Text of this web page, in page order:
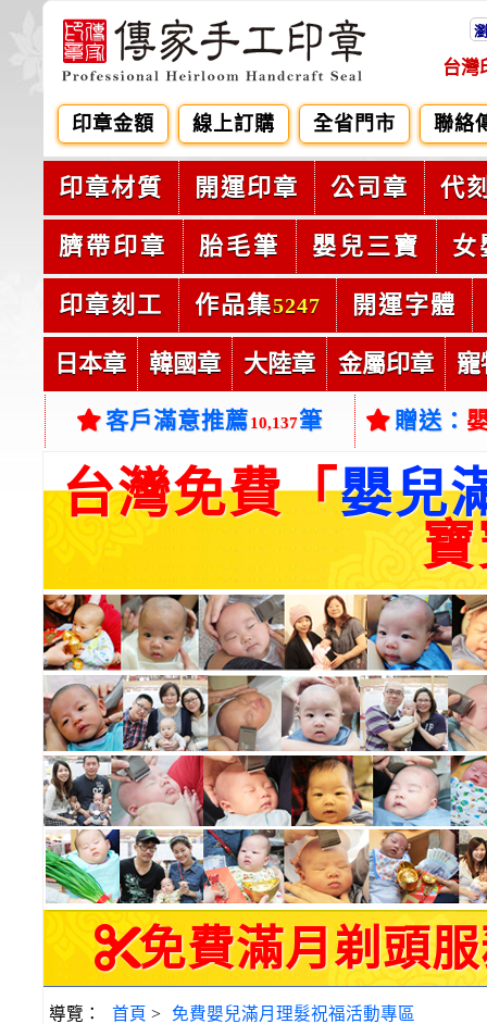
台灣
印章金額 線上訂購 全省門市 聯絡
印章材質 開運印章 公司章 代
臍帶印章 胎毛筆 嬰兒三寶 女
印章刻工 作品集5247 開運字體
日本章 韓國章 大陸章 金屬印章 寵
客戶滿意推薦10,137筆 贈送：
台灣免費「嬰兒
免費滿月剃頭服
導覽： 首頁 > 免費嬰兒滿月理髮祝福活動專區